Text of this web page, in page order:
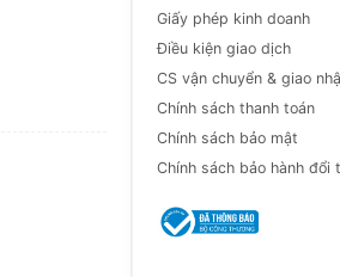
Giấy phép kinh doanh
Điều kiện giao dịch
CS vận chuyển & giao
Chính sách thanh toán
Chính sách bảo mật
Chính sách bảo hành đổi